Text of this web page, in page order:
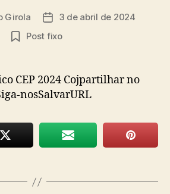
Girola
Data
de
3 de abril de 2024
Post fixo
CEP 2024 Cojpartilhar no
nosSalvarURL